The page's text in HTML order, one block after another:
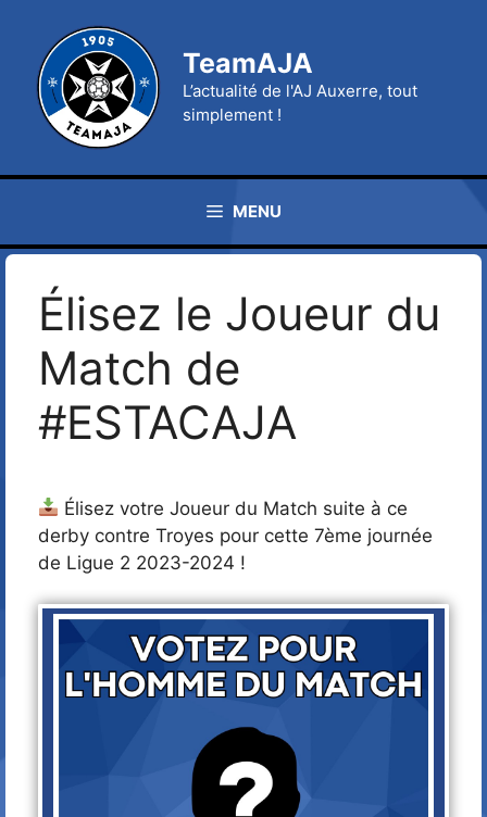
contenu
TeamAJA
L’actualité de l'AJ Auxerre, tout
simplement !
MENU
Élisez le Joueur du
Match de
#ESTACAJA
Élisez votre Joueur du Match suite à ce
derby contre Troyes pour cette 7ème journée
de Ligue 2 2023-2024 !